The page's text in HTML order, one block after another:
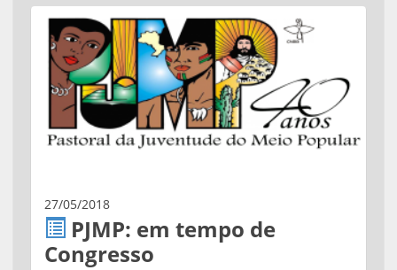
27/05/2018
PJMP: em tempo de
Congresso